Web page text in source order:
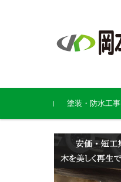
コンテンツに移動
塗装・防水工事